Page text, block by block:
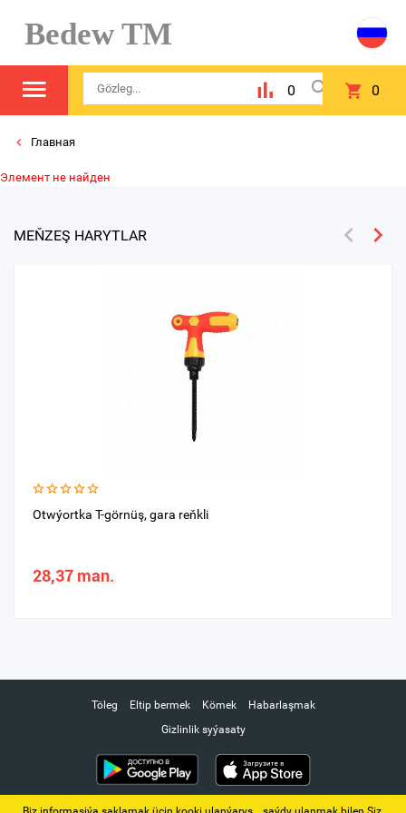
Bedew TM
0 0
Главная
Элемент не найден
MEŇZEŞ HARYTLAR
Otwýortka T-görnüş, gara reňkli
28,37 man.
Töleg Eltip bermek Kömek
Habarlaşmak
Gizlinlik syýasaty